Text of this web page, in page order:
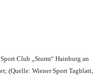
Club „Sturm“ Hainburg an
(Quelle: Wiener Sport Tagblatt,